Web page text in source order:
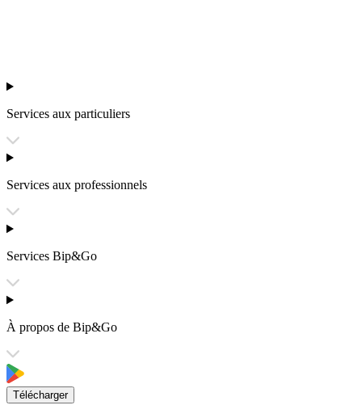
Services aux particuliers
Services aux professionnels
Services Bip&Go
À propos de Bip&Go
Télécharger